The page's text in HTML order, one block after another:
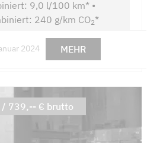
9,0 l/100 km* •
240 g/km CO2*
2024 MEHR
739,-- € brutto